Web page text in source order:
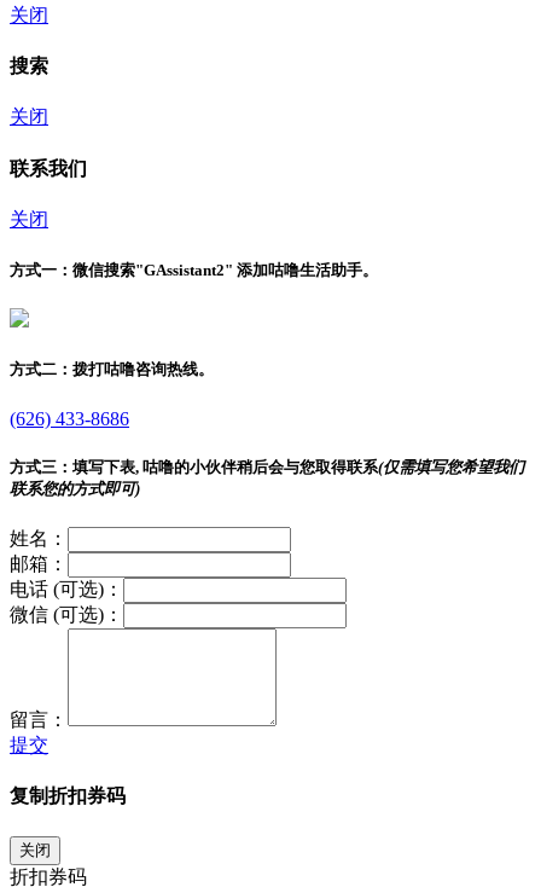
关闭
搜索
关闭
联系我们
关闭
方式一： 微信搜索"GAssistant2" 添加咕噜生活助手。
方式二： 拨打咕噜咨询热线。
(626) 433-8686
方式三： 填写下表, 咕噜的小伙伴稍后会与您取得联系(仅需填写您希望我们
联系您的方式即可)
姓名：
邮箱：
电话 (可选)：
微信 (可选)：
留言：
提交
复制折扣券码
关闭
折扣券码